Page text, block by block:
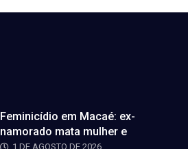
Feminicídio em Macaé: ex-
namorado mata mulher e
1 DE AGOSTO DE 2026